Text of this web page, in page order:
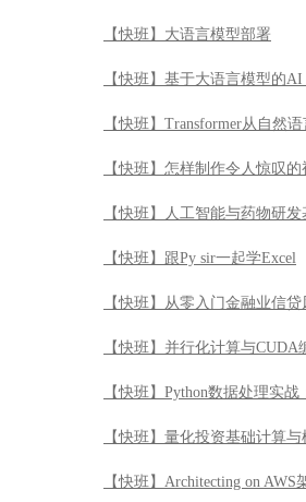
【快班】大语言模型部署
【快班】基于大语言模型的AI
【快班】Transformer从自然
【快班】怎样制作令人惊叹
【快班】人工智能与药物研发
【快班】跟Py sir一起学Excel
【快班】从零入门金融业信
【快班】并行化计算与CUDA
【快班】Python数据处理实
【快班】量化投资基础计算与
【快班】Architecting on AWS